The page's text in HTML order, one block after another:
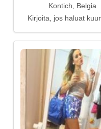
Kontich, Belgia
Kirjoita, jos haluat